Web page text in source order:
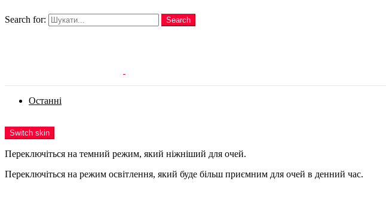
Search for:
Search
Останні
Switch skin
Переключіться на темний режим, який ніжніший для очей.
Переключіться на режим освітлення, який буде більш приємним для очей в денний час.